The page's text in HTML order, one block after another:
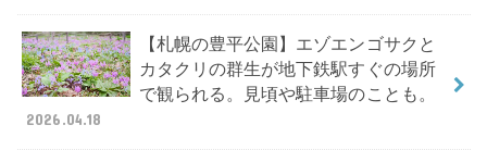
【札幌の豊平公園】エゾエンゴサクと
カタクリの群生が地下鉄駅すぐの場所
で観られる。見頃や駐車場のことも。
2026.04.18